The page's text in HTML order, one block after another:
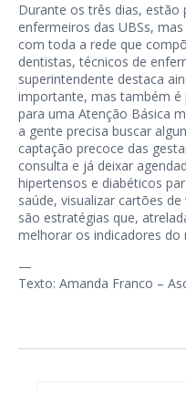
Durante os três dias, estão
enfermeiros das UBSs,
com toda a rede que
dentistas, técnicos de
superintendente destaca
importante, mas também
para uma Atenção Básica
a gente precisa buscar
captação precoce das
consulta e já deixar
hipertensos e diabéticos
saúde, visualizar cartões
são estratégias que,
melhorar os indicadores do
—
Texto: Amanda Franco –